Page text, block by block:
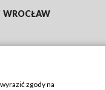
WROCŁAW
zgody na